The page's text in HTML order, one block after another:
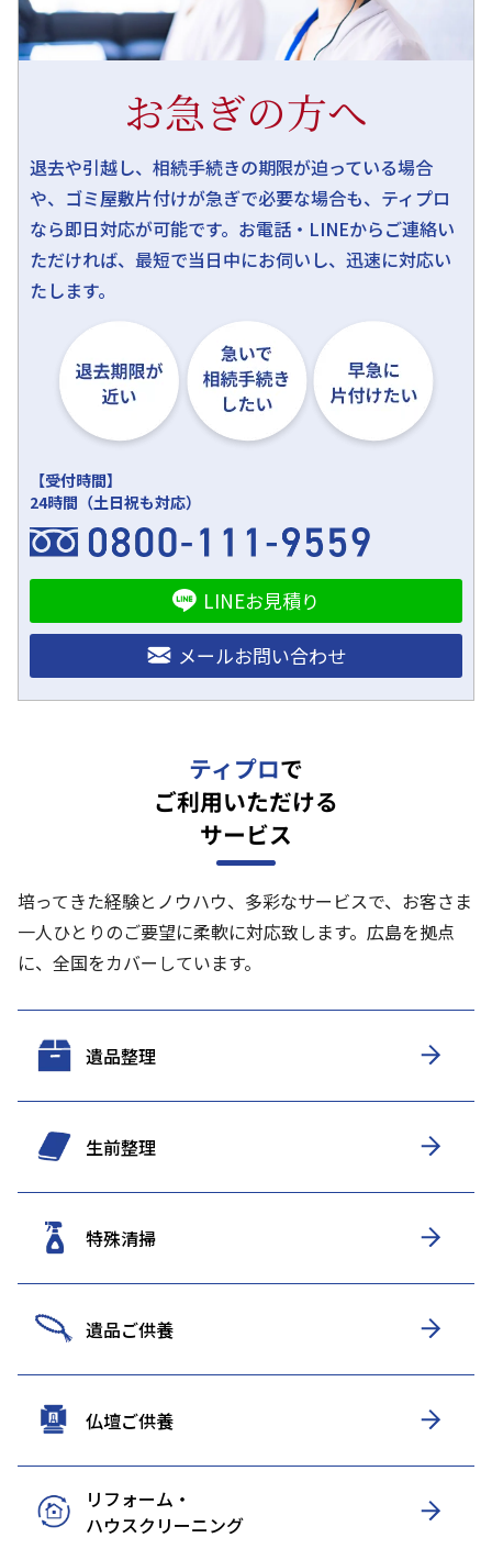
お急ぎの方へ
退去や引越し、相続手続きの期限が迫っている場合
や、ゴミ屋敷片付けが急ぎで必要な場合も、ティプロ
なら即日対応が可能です。お電話・LINEからご連絡い
ただければ、最短で当日中にお伺いし、迅速に対応い
たします。
【受付時間】
24時間（土日祝も対応）
LINEお見積り
メールお問い合わせ
ティプロで
ご利用いただける
サービス
培ってきた経験とノウハウ、多彩なサービスで、お客さま
一人ひとりのご要望に柔軟に対応致します。 広島を拠点
に、全国をカバーしています。
遺品整理
生前整理
特殊清掃
遺品ご供養
仏壇ご供養
リフォーム・
ハウスクリーニング